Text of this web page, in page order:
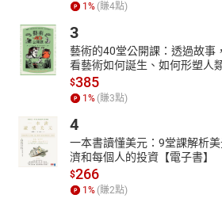
1 % (賺4點)
3
藝術的40堂公開課：透過故事
看藝術如何誕生、如何形塑人
$385
1 % (賺3點)
4
一本書讀懂美元：9堂課解析
濟和每個人的投資【電子書】
$266
1 % (賺2點)